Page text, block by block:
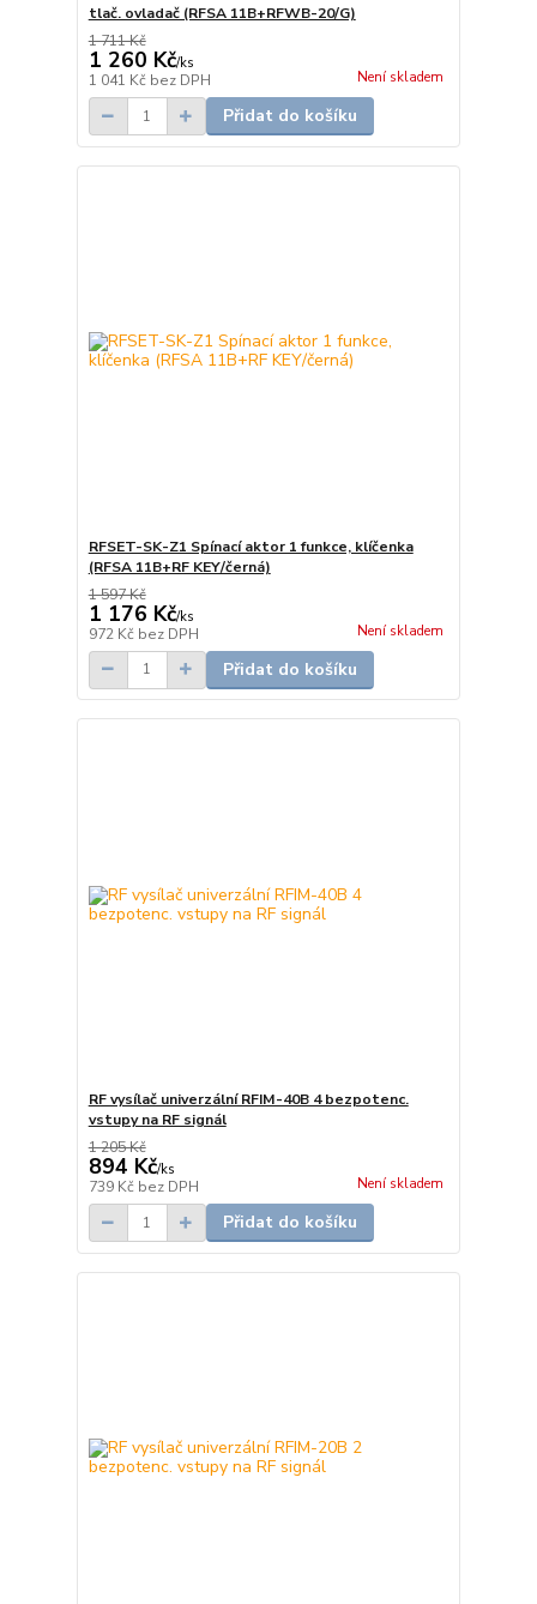
tlač. ovladač (RFSA 11B+RFWB-20/G)
1 711 Kč
1 260 Kč/ks
1 041 Kč bez DPH Není skladem
Přidat do košíku
RFSET-SK-Z1 Spínací aktor 1 funkce, klíčenka
(RFSA 11B+RF KEY/černá)
1 597 Kč
1 176 Kč/ks
972 Kč bez DPH Není skladem
Přidat do košíku
RF vysílač univerzální RFIM-40B 4 bezpotenc.
vstupy na RF signál
1 205 Kč
894 Kč/ks
739 Kč bez DPH Není skladem
Přidat do košíku